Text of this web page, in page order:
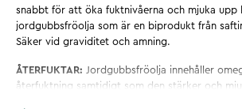
snabbt för att öka fuktnivåerna och mjuka
jordgubbsfröolja som är en biprodukt från
Säker vid graviditet och amning.
ÅTERFUKTAR: Jordgubbsfröolja innehåller
återfuktning samtidigt som den stärker och